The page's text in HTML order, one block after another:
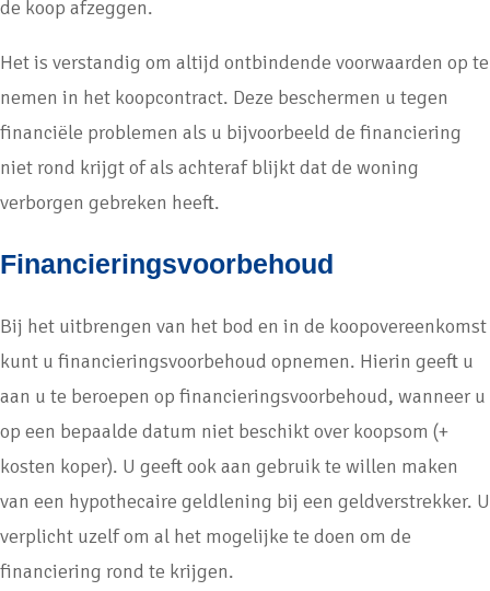
de koop afzeggen.
Het is verstandig om altijd ontbindende voorwaarden op te
nemen in het koopcontract. Deze beschermen u tegen
financiële problemen als u bijvoorbeeld de financiering
niet rond krijgt of als achteraf blijkt dat de woning
verborgen gebreken heeft.
Financieringsvoorbehoud
Bij het uitbrengen van het bod en in de koopovereenkomst
kunt u financieringsvoorbehoud opnemen. Hierin geeft u
aan u te beroepen op financieringsvoorbehoud, wanneer u
op een bepaalde datum niet beschikt over koopsom (+
kosten koper). U geeft ook aan gebruik te willen maken
van een hypothecaire geldlening bij een geldverstrekker. U
verplicht uzelf om al het mogelijke te doen om de
financiering rond te krijgen.